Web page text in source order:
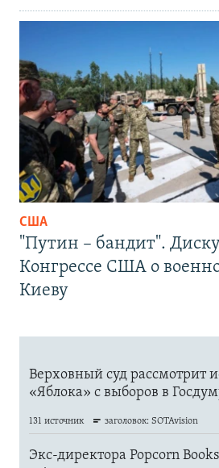
США
"Путин – бандит".
Конгрессе США о
Киеву